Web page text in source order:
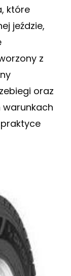
które
jeździe,
z
oraz